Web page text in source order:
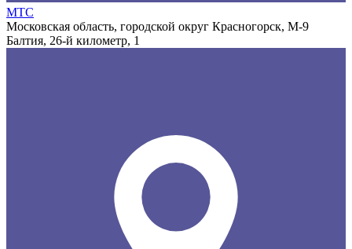
МТС
Московская область, городской округ Красногорск, М-9
Балтия, 26-й километр, 1